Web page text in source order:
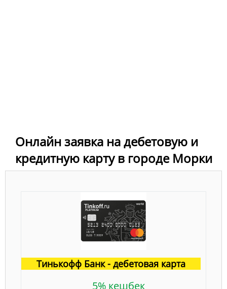
Онлайн заявка на дебетовую и
кредитную карту в городе Морки
Тинькофф Банк - дебетовая карта
5% кешбек